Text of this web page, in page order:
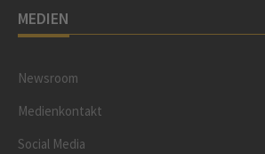
MEDIEN
Newsroom
Medienkontakt
Social Media